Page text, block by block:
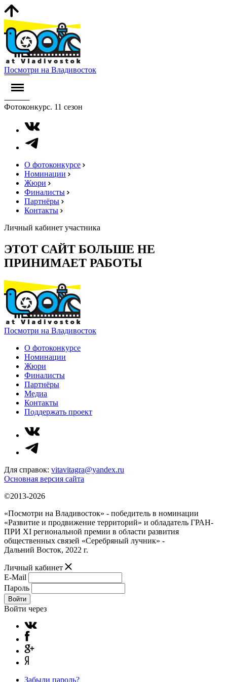
Посмотри на Владивосток
Фотоконкурс. 11 сезон
О фотоконкурсе
Номинации
Жюри
Финалисты
Партнёры
Контакты
Личный кабинет участника
ЭТОТ САЙТ БОЛЬШЕ НЕ
ПРИНИМАЕТ РАБОТЫ
Посмотри на Владивосток
О фотоконкурсе
Номинации
Жюри
Финалисты
Партнёры
Медиа
Контакты
Поддержать проект
Для справок: vitavitagra@yandex.ru
Основная версия сайта
©2013-2026
«Посмотри на Владивосток» - победитель в номинации
«Развитие и продвижение территорий» и обладатель ГРАН-
ПРИ XI региональной премии в области развития
общественных связей «Серебряный лучник» -
Дальний Восток, 2022 г.
Личный кабинет
E-Mail
Пароль
Войти
Войти через
Забыли пароль?